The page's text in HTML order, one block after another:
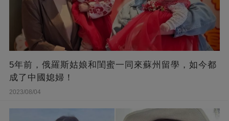
5年前，俄羅斯姑娘和閨蜜一同來蘇州留學，如今都
成了中國媳婦！
2023/08/04